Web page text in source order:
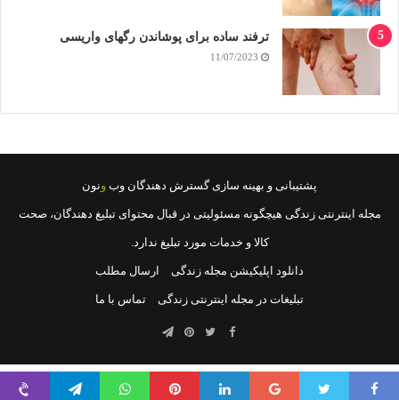
ترفند ساده برای پوشاندن رگهای واریسی
11/07/2023
پشتيبانی و بهينه سازی گسترش دهندگان وب ونون
مجله اینترنتی زندگی هیچگونه مسئولیتی در قبال محتوای تبلیغ دهندگان، صحت
کالا و خدمات مورد تبلیغ ندارد.
دانلود اپلیکیشن مجله زندگی ارسال مطلب
تبلیغات در مجله اینترنتی زندگی تماس با ما